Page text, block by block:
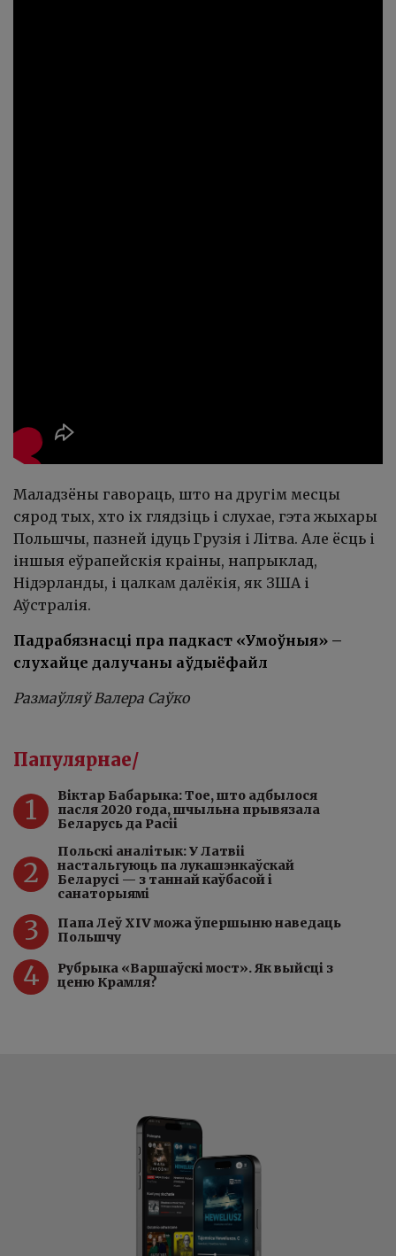
Маладзёны гавораць, што на другім месцы
сярод тых, хто іх глядзіць і слухае, гэта жыхары
Польшчы, пазней ідуць Грузія і Літва. Але ёсць і
іншыя еўрапейскія краіны, напрыклад,
Нідэрланды, і цалкам далёкія, як ЗША і
Аўстралія.
Падрабязнасці пра падкаст «Умоўныя» –
слухайце далучаны аўдыёфайл
Размаўляў Валера Саўко
Папулярнае/
1
Віктар Бабарыка: Тое, што адбылося
пасля 2020 года, шчыльна прывязала
Беларусь да Расіі
2
Польскі аналітык: У Латвіі
настальгуюць па лукашэнкаўскай
Беларусі — з таннай каўбасой і
санаторыямі
3
Папа Леў XIV можа ўпершыню наведаць
Польшчу
4
Рубрыка «Варшаўскі мост». Як выйсці з
ценю Крамля?